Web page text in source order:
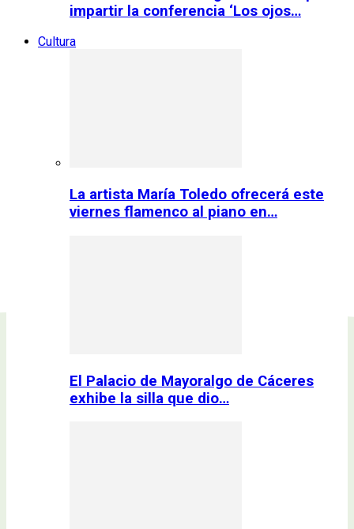
impartir la conferencia ‘Los ojos…
Cultura
La artista María Toledo ofrecerá este
viernes flamenco al piano en…
El Palacio de Mayoralgo de Cáceres
exhibe la silla que dio…